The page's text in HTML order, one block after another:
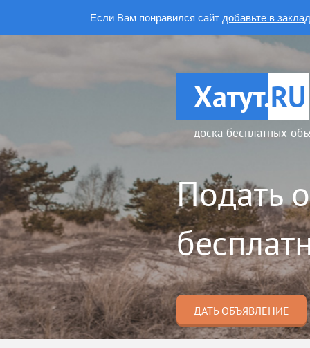
Если Вам понравился сайт добавьте в
Хатут.RU
доска бесплатных
Подать
ДАТЬ ОБЪЯВЛЕНИЕ